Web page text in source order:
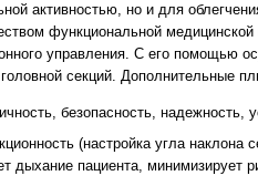
активностью, но и для
функциональной медицинской
управления. С его помощью
секций. Дополнительные
безопасность, надежность,
(настройка угла
дыхание пациента, минимизирует